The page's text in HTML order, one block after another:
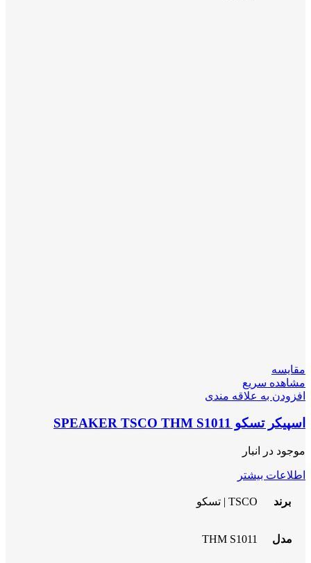
مقایسه
مشاهده سریع
افزودن به علاقه مندی
اسپیکر تسکو SPEAKER TSCO THM S1011
موجود در انبار
اطلاعات بیشتر
برند TSCO | تسکو
مدل THM S1011